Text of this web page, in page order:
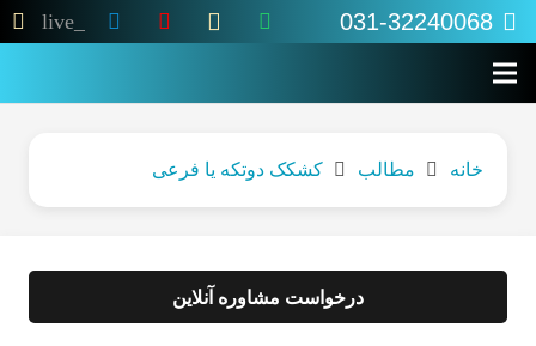
031-32240068
live_tv
خانه مطالب کشکک دوتکه یا فرعی
درخواست مشاوره آنلاین